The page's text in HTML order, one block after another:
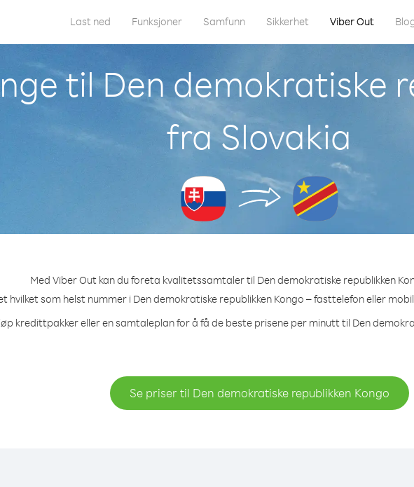
Last ned Funksjoner Samfunn Sikkerhet Viber Out
til Den demokratiske
fra Slovakia
Med Viber Out kan du foreta kvalitetssamtaler til Den demokratiske republikken
hvilket som helst nummer i Den demokratiske republikken Kongo – fasttelefon eller
kredittpakker eller en samtaleplan for å få de beste prisene per minutt til Den
Se priser til Den demokratiske republikken Kongo